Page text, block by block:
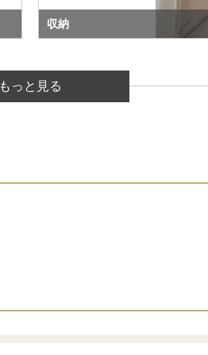
収納
もっと見る